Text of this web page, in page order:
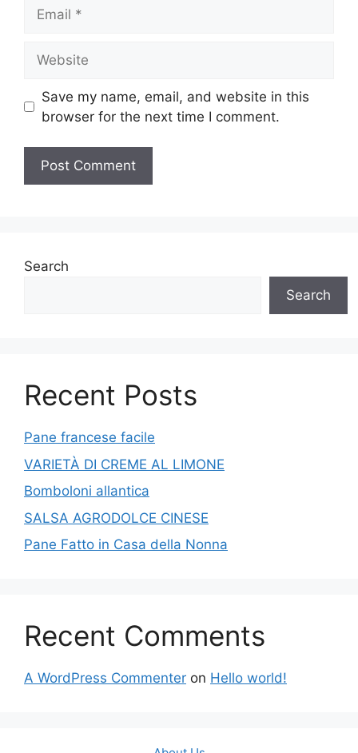
Save my name, email, and website in this
browser for the next time I comment.
Search
Search
Recent Posts
Pane francese facile
VARIETÀ DI CREME AL LIMONE
Bomboloni allantica
SALSA AGRODOLCE CINESE
Pane Fatto in Casa della Nonna
Recent Comments
A WordPress Commenter on Hello world!